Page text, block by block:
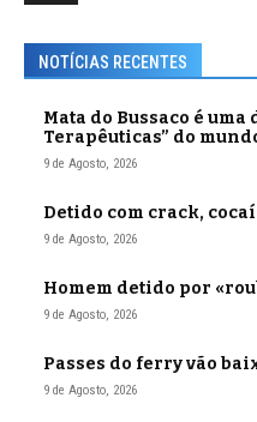
NOTÍCIAS RECENTES
Mata do Bussaco é
Terapêuticas” do
9 de Agosto, 2026
Detido com crack,
9 de Agosto, 2026
Homem detido por
9 de Agosto, 2026
Passes do ferry vão
9 de Agosto, 2026